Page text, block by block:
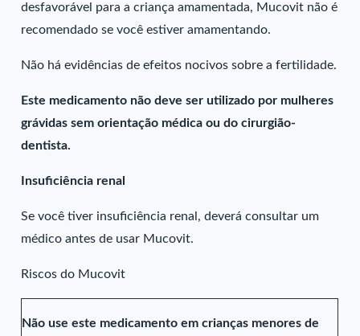
desfavorável para a criança amamentada, Mucovit não é
recomendado se você estiver amamentando.
Não há evidências de efeitos nocivos sobre a fertilidade.
Este medicamento não deve ser utilizado por mulheres
grávidas sem orientação médica ou do cirurgião-
dentista.
Insuficiência renal
Se você tiver insuficiência renal, deverá consultar um
médico antes de usar Mucovit.
Riscos do Mucovit
Não use este medicamento em crianças menores de